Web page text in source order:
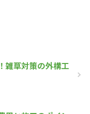
雑草対策の外構工